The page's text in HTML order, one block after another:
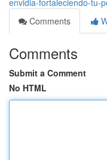
envidia-fortaleciendo-tu-
Comments
Comments
Submit a Comment
No HTML